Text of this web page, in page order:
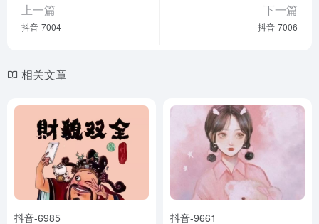
上一篇
抖音-7004
下一篇
抖音-7006
相关文章
抖音-6985 抖音-9661